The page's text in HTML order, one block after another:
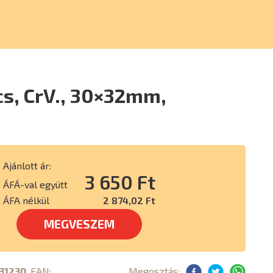
CrV., 30×32mm,
Ajánlott ár:
ÁFÁ-val együtt
3 650 Ft
ÁFA nélkül 2 874,02 Ft
MEGVESZEM